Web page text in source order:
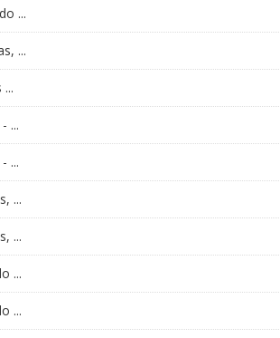
...
...
...
...
...
...
...
...